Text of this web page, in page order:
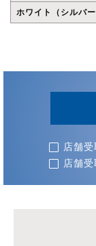
ホワイト（シルバー
店舗
店舗